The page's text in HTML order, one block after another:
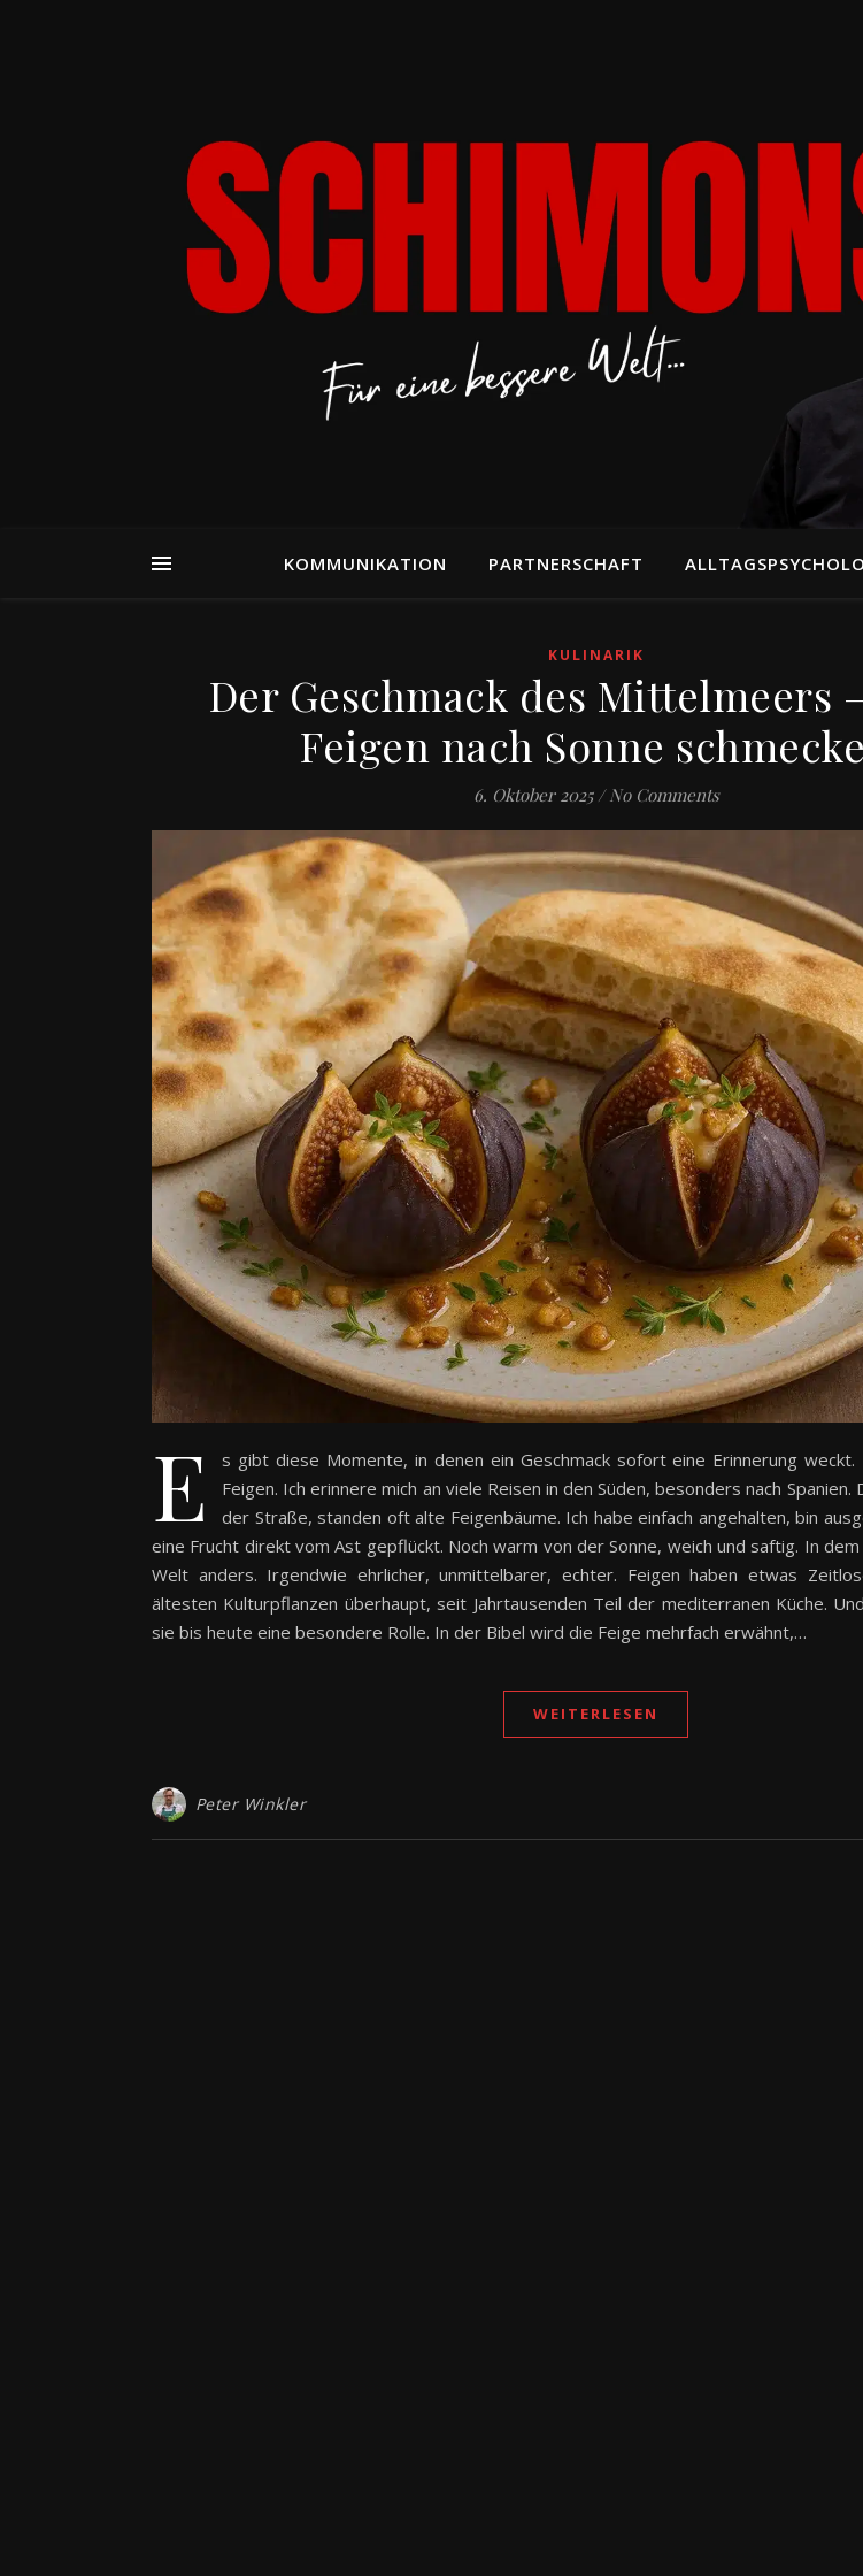
KOMMUNIKATION PARTNERSCHAFT
KULINARIK
Der Geschmack des Mittelmeers
Feigen nach Sonne
6. Oktober 2025 / No Comments
E
s gibt diese Momente, in denen ein Geschmack sofort eine Erinnerung
Feigen. Ich erinnere mich an viele Reisen in den Süden, besonders nach
der Straße, standen oft alte Feigenbäume. Ich habe einfach angehalten, bin
eine Frucht direkt vom Ast gepflückt. Noch warm von der Sonne, weich und saftig. In
Welt anders. Irgendwie ehrlicher, unmittelbarer, echter. Feigen haben etwas
ältesten Kulturpflanzen überhaupt, seit Jahrtausenden Teil der mediterranen Küche.
sie bis heute eine besondere Rolle. In der Bibel wird die Feige mehrfach erwähnt,…
WEITERLESEN
Peter Winkler